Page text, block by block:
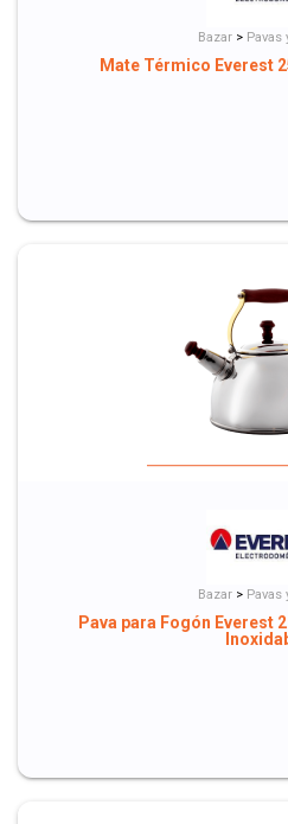
Bazar > Pavas
Mate Térmico Everest
Bazar > Pavas
Pava para Fogón Everest